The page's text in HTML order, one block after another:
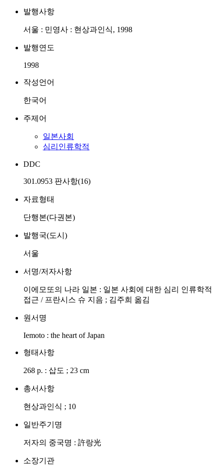
발행사항
서울 : 민영사 : 현상과인식, 1998
발행연도
1998
작성언어
한국어
주제어
일본사회
심리인류학적
DDC
301.0953 판사항(16)
자료형태
단행본(다권본)
발행국(도시)
서울
서명/저자사항
이에모또의 나라 일본 : 일본 사회에 대한 심리 인류학적
접근 / 프란시스 슈 지음 ; 김주희 옮김
원서명
Iemoto : the heart of Japan
형태사항
268 p. : 삽도 ; 23 cm
총서사항
현상과인식 ; 10
일반주기명
저자의 중국명 : 許랑光
소장기관